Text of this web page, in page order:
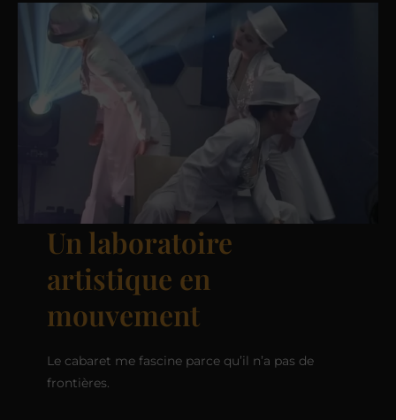
Un laboratoire
artistique en
mouvement
Le cabaret me fascine parce qu’il n’a pas de
frontières.